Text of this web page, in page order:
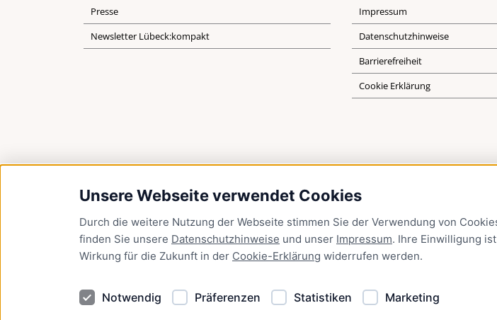
Unsere Webseite verwendet Cookies
Durch die weitere Nutzung der Webseite stimmen Sie der Verwendung von
finden Sie unsere Datenschutzhinweise und unser Impressum. Ihre Einwilligung
Wirkung für die Zukunft in der Cookie-Erklärung widerrufen werden.
Notwendig Präferenzen Statistiken Marketing
Presse
Newsletter Lübeck:kompakt
Impressum
Datenschutzhinweise
Barrierefreiheit
Cookie Erklärung